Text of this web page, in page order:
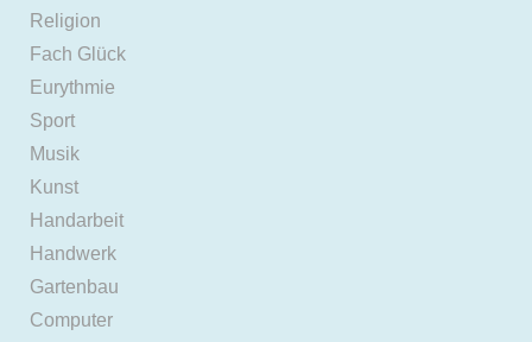
Religion
Fach Glück
Eurythmie
Sport
Musik
Kunst
Handarbeit
Handwerk
Gartenbau
Computer